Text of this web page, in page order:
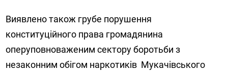
Виявлено також грубе порушення
конституційного права громадянина
оперуповноваженим сектору боротьби з
незаконним обігом наркотиків Мукачівського